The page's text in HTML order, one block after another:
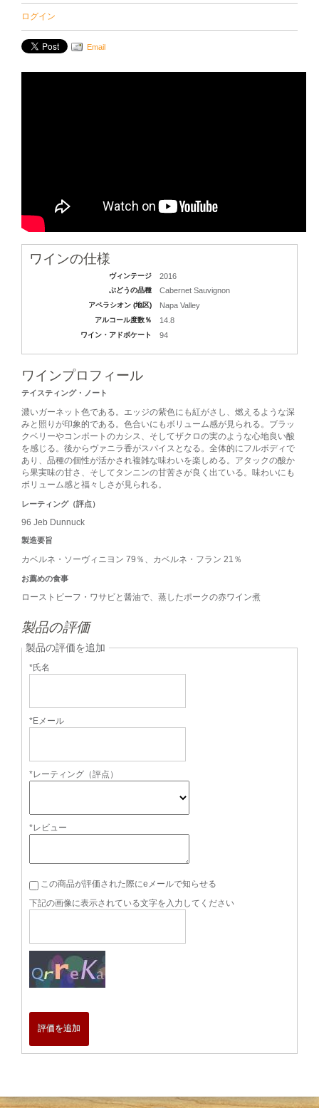
ログイン
Email
ワインの仕様
ヴィンテージ 2016
ぶどうの品種 Cabernet Sauvignon
アペラシオン (地区) Napa Valley
アルコール度数％ 14.8
ワイン・アドボケート 94
ワインプロフィール
テイスティング・ノート
濃いガーネット色である。エッジの紫色にも紅がさし、燃えるような深
みと照りが印象的である。色合いにもボリューム感が見られる。ブラッ
クベリーやコンポートのカシス、そしてザクロの実のような心地良い酸
を感じる。後からヴァニラ香がスパイスとなる。全体的にフルボディで
あり、品種の個性が活かされ複雑な味わいを楽しめる。アタックの酸か
ら果実味の甘さ、そしてタンニンの甘苦さが良く出ている。味わいにも
ボリューム感と福々しさが見られる。
レーティング（評点）
96 Jeb Dunnuck
製造要旨
カベルネ・ソーヴィニヨン 79％、カベルネ・フラン 21％
お薦めの食事
ローストビーフ・ワサビと醤油で、蒸したポークの赤ワイン煮
製品の評価
製品の評価を追加
*氏名
*Eメール
*レーティング（評点）
*レビュー
この商品が評価された際にeメールで知らせる
下記の画像に表示されている文字を入力してください
評価を追加